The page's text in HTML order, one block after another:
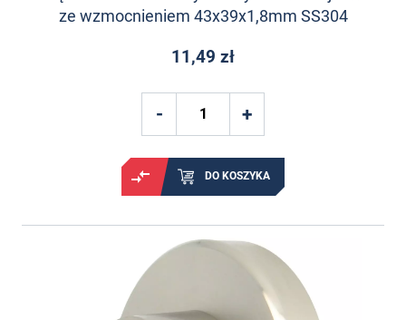
ze wzmocnieniem 43x39x1,8mm SS304
11,49 zł
DO KOSZYKA